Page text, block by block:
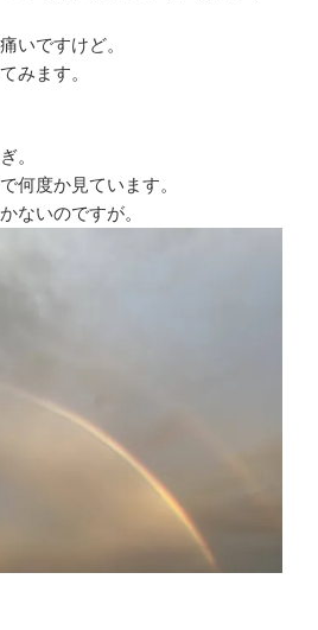
いですけど。
みます。
。
何度か見ています。
ないのですが。